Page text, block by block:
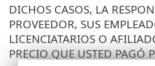
DICHOS CASOS, LA
PROVEEDOR, SUS
LICENCIATARIOS O
PRECIO QUE USTED PAGÓ